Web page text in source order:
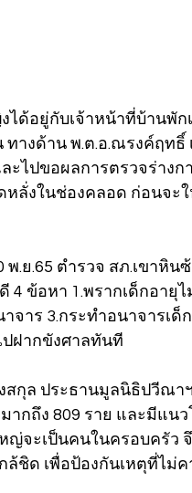
ได้อยู่กับเจ้าหน้าที่บ้านพัก
ทางด้าน พ.ต.อ.ณรงค์ฤท
ะไปขอผลการตรวจร่าง
หลั่งในช่องคลอด ก่อนจะ
พ.ย.65 ตำรวจ สภ.เขาหิ
4 ข้อหา 1.พรากเด็กอายุไ
จาร 3.กระทำอนาจารเด็
ฝากขังศาลทันที
สกุล ประธานมูลนิธิปวีณา
กถึง 809 ราย และมีแนว
ญ่จะเป็นคนในครอบครัว
ล้ชิด เพื่อป้องกันเหตุที่ไม่